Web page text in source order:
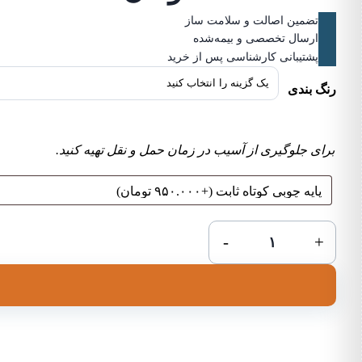
تضمین اصالت و سلامت ساز
ارسال تخصصی و بیمه‌شده
پشتیبانی کارشناسی پس از خرید
رنگ بندی
برای جلوگیری از آسیب در زمان حمل و نقل تهیه کنید.
+
-